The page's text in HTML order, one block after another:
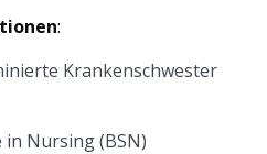
:
Krankenschwester
in Nursing (BSN)